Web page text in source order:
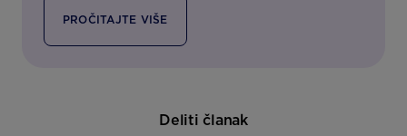
PROČITAJTE VIŠE
Deliti članak